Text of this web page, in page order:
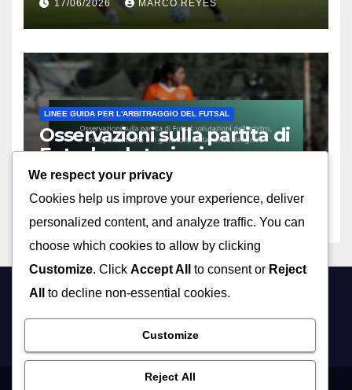
giocatori, Strategia
dell’allenatore
17/06/2026 MARCO REYES
LINEE GUIDA PER L'ARBITRAGGIO DEL FUTSAL
Osservazioni sulla partita di
Futsal: valutazioni
dell’arbitro, comportamento
dei giocatori, andamento del
gioco
08/04/2026 MARCO REYES
fluidtranscompomac.it
We respect your privacy
Cookies help us improve your experience, deliver
personalized content, and analyze traffic. You can
choose which cookies to allow by clicking
Customize. Click Accept All to consent or Reject
All
to decline non-essential cookies.
Customize
Reject All